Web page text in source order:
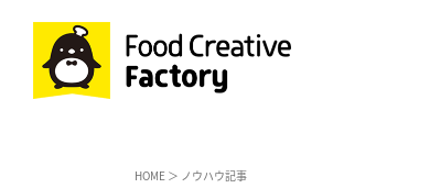
HOME ＞ ノウハウ記事